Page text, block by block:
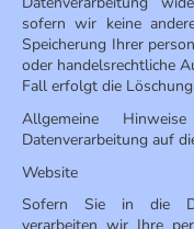
sofern wir keine
Speicherung Ihrer
oder handelsrechtliche
Fall erfolgt die
Allgemeine
Datenverarbeitung auf
Website
Sofern Sie in die